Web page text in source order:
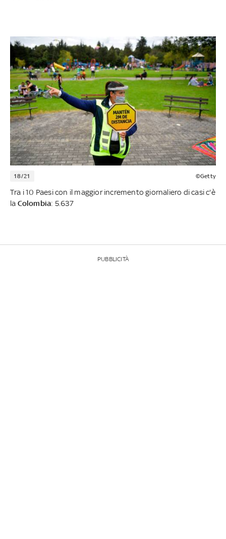
18/21 ©Getty
Tra i 10 Paesi con il maggior incremento giornaliero di casi c'è
la Colombia: 5.637
PUBBLICITÀ